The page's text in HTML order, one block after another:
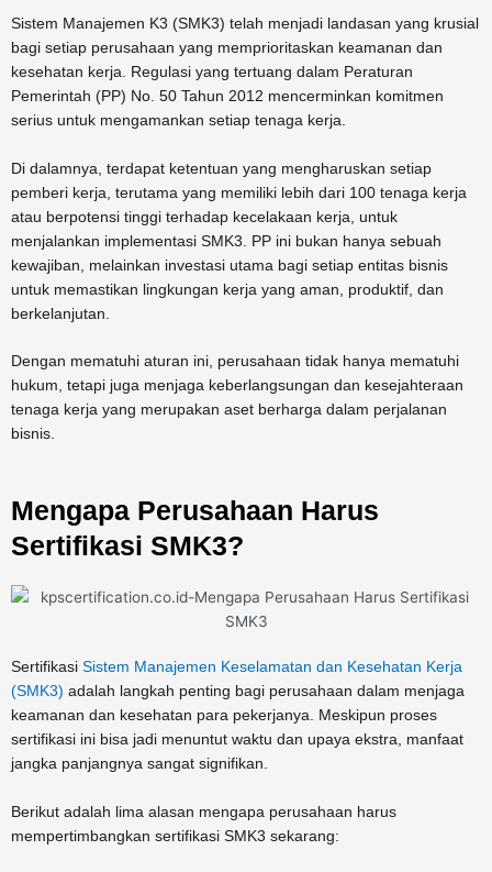
Sistem Manajemen K3 (SMK3) telah menjadi landasan yang krusial
bagi setiap perusahaan yang memprioritaskan keamanan dan
kesehatan kerja. Regulasi yang tertuang dalam Peraturan
Pemerintah (PP) No. 50 Tahun 2012 mencerminkan komitmen
serius untuk mengamankan setiap tenaga kerja.
Di dalamnya, terdapat ketentuan yang mengharuskan setiap
pemberi kerja, terutama yang memiliki lebih dari 100 tenaga kerja
atau berpotensi tinggi terhadap kecelakaan kerja, untuk
menjalankan implementasi SMK3. PP ini bukan hanya sebuah
kewajiban, melainkan investasi utama bagi setiap entitas bisnis
untuk memastikan lingkungan kerja yang aman, produktif, dan
berkelanjutan.
Dengan mematuhi aturan ini, perusahaan tidak hanya mematuhi
hukum, tetapi juga menjaga keberlangsungan dan kesejahteraan
tenaga kerja yang merupakan aset berharga dalam perjalanan
bisnis.
Mengapa Perusahaan Harus
Sertifikasi SMK3?
Sertifikasi Sistem Manajemen Keselamatan dan Kesehatan Kerja
(SMK3) adalah langkah penting bagi perusahaan dalam menjaga
keamanan dan kesehatan para pekerjanya. Meskipun proses
sertifikasi ini bisa jadi menuntut waktu dan upaya ekstra, manfaat
jangka panjangnya sangat signifikan.
Berikut adalah lima alasan mengapa perusahaan harus
mempertimbangkan sertifikasi SMK3 sekarang: